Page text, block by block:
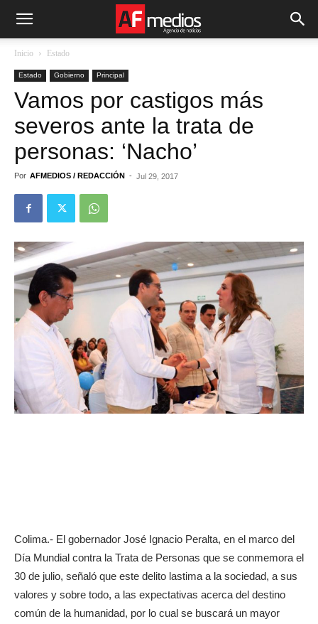
Inicio Estado
Estado Gobierno Principal
Vamos por castigos más
severos ante la trata de
personas: ‘Nacho’
Por AFMEDIOS / REDACCIÓN - Jul 29, 2017
Colima.- El gobernador José Ignacio Peralta, en el marco del
Día Mundial contra la Trata de Personas que se conmemora el
30 de julio, señaló que este delito lastima a la sociedad, a sus
valores y sobre todo, a las expectativas acerca del destino
común de la humanidad, por lo cual se buscará un mayor